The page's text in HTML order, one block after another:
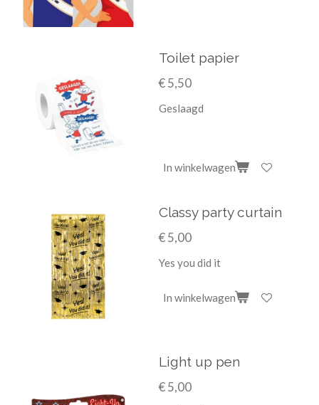
Toilet papier
€ 5,50
Geslaagd
In winkelwagen
Classy party curtain
€ 5,00
Yes you did it
In winkelwagen
Light up pen
€ 5,00